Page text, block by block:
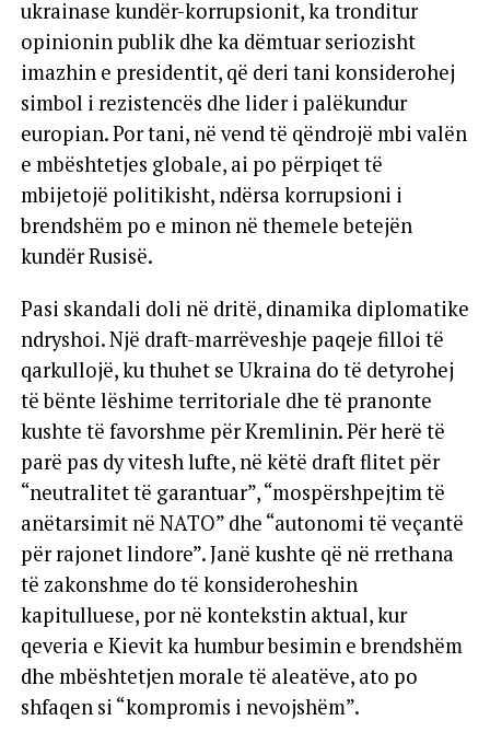
ukrainase kundër-korrupsionit, ka tronditur
opinionin publik dhe ka dëmtuar seriozisht
imazhin e presidentit, që deri tani konsiderohej
simbol i rezistencës dhe lider i palëkundur
europian. Por tani, në vend të qëndrojë mbi valën
e mbështetjes globale, ai po përpiqet të
mbijetojë politikisht, ndërsa korrupsioni i
brendshëm po e minon në themele betejën
kundër Rusisë.
Pasi skandali doli në dritë, dinamika diplomatike
ndryshoi. Një draft-marrëveshje paqeje filloi të
qarkullojë, ku thuhet se Ukraina do të detyrohej
të bënte lëshime territoriale dhe të pranonte
kushte të favorshme për Kremlinin. Për herë të
parë pas dy vitesh lufte, në këtë draft flitet për
“neutralitet të garantuar”, “mospërshpejtim të
anëtarsimit në NATO” dhe “autonomi të veçantë
për rajonet lindore”. Janë kushte që në rrethana
të zakonshme do të konsideroheshin
kapitulluese, por në kontekstin aktual, kur
qeveria e Kievit ka humbur besimin e brendshëm
dhe mbështetjen morale të aleatëve, ato po
shfaqen si “kompromis i nevojshëm”.